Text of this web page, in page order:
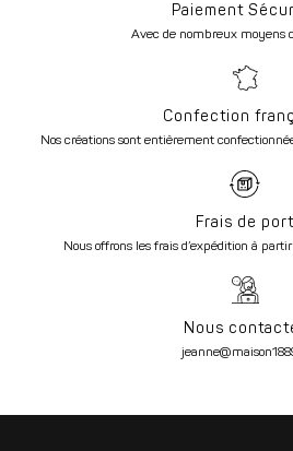
Paiement
Avec de nombreux moyens
Confection
Nos créations sont entièrement
Frais de port
Nous offrons les frais d’expédition à
Nous